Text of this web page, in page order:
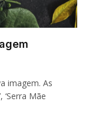
imagem. As
‘Serra Mãe